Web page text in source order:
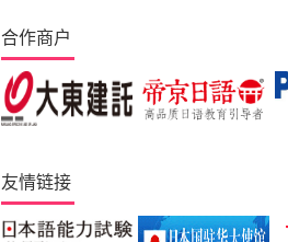
合作商户
友情链接